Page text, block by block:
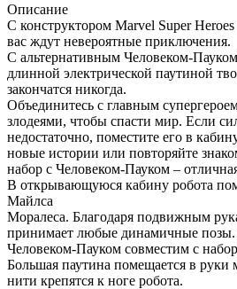
Описание
С конструктором Marvel Super
вас ждут невероятные приключения.
С альтернативным Человеком-
длинной электрической паутиной
закончатся никогда.
Объединитесь с главным
злодеями, чтобы спасти мир. Если
недостаточно, поместите его в
новые истории или повторяйте
набор с Человеком-Пауком –
В открывающуюся кабину робота
Майлса
Моралеса. Благодаря подвижным
принимает любые динамичные позы.
Человеком-Пауком совместим с
Большая паутина помещается в руки
нити крепятся к ноге робота.